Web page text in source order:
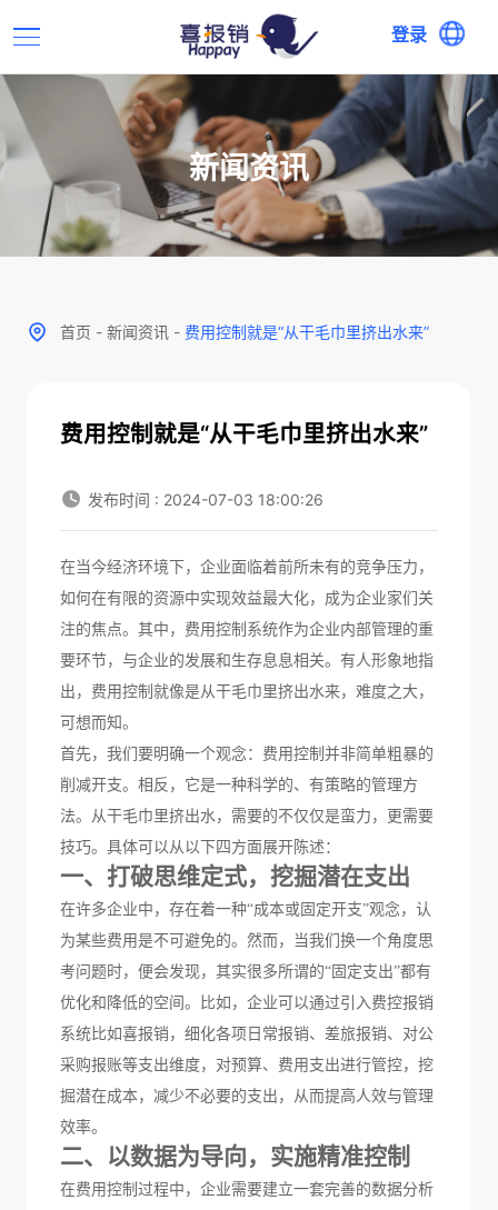
登录
新闻资讯
首页 - 新闻资讯 - 费用控制就是“从干毛巾里挤出水来”
费用控制就是“从干毛巾里挤出水来”
发布时间 : 2024-07-03 18:00:26
在当今经济环境下，企业面临着前所未有的竞争压力，
如何在有限的资源中实现效益最大化，成为企业家们关
注的焦点。其中， 费用控制系统作为企业内部管理的重
要环节， 与企业的发展和生存息息相关。有人形象地指
出 ，费用控制就像是从干毛巾里挤出水来，难度之大，
可想而知。
首先，我们要明确一个观念：费用控制并非简单粗暴的
削减开支。相反，它是一种科学的、有策略的管理方
法。从干毛巾里挤出水，需要的不仅仅是蛮力 ，更需要
技巧。 具体可以从以下四方面展开陈述：
一、打破思维定式，挖掘潜在支出
在许多企业中，存在着一种“成本或固定开支”观念，认
为某些费用是不可避免的。然而，当我们换一个角度思
考问题时，便会发现，其实很多所谓的“固定支出”都有
优化和降低的空间。比如，企业可以通过引入费控报销
系统比如喜报销，细化各项日常报销、差旅报销、对公
采购报账等支出维度，对预算、费用支出进行管控，挖
掘潜在成本，减少不必要的支出，从而提高人效与管理
效率。
二、以数据为导向，实施精准控制
在费用控制过程中，企业需要建立一套完善的数据分析